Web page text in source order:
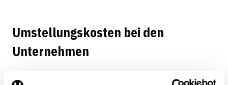
Umstellungskosten bei den
Unternehmen